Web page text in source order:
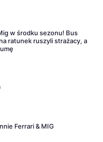
w środku sezonu! Bus
ratunek ruszyli strażacy, a
Ferrari & MIG